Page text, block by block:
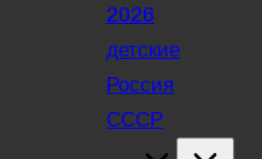
2026
детские
Россия
СССР